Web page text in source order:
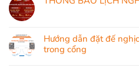
Hướng dẫn đặt đế
trong cổng